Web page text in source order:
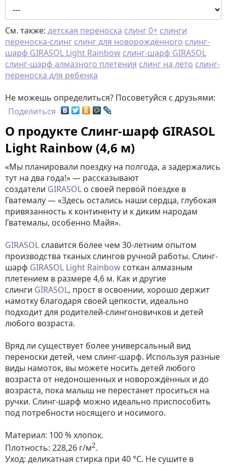
См. также: детская переноска слинг 0+ слинги
переноска-слинг слинг для новорождённого слинг-
шарф GIRASOL Light Rainbow слинг-шарф GIRASOL
слинг-шарф алмазного плетения слинг на лето слинг-
переноска для ребенка
Не можешь определиться? Посоветуйся с друзьями:
Поделиться
О продукте Слинг-шарф GIRASOL
Light Rainbow (4,6 м)
«Мы планировали поездку на полгода, а задержались
тут на два года!» — рассказывают
создатели GIRASOL о своей первой поездке в
Гватемалу — «Здесь остались наши сердца, глубокая
привязанность к континенту и к диким народам
Гватемалы, особенно Майя».
GIRASOL славится более чем 30-летним опытом
производства тканых слингов ручной работы. Слинг-
шарф GIRASOL Light Rainbow соткан алмазным
плетением в размере 4,6 м. Как и другие
слинги GIRASOL, прост в освоении, хорошо держит
намотку благодаря своей цепкости, идеально
подходит для родителей-слингоновичков и детей
любого возраста.
Вряд ли существует более универсальный вид
переноски детей, чем слинг-шарф. Используя разные
виды намоток, вы можете носить детей любого
возраста от недоношенных и новорождённых и до
возраста, пока малыш не перестанет проситься на
ручки. Слинг-шарф можно идеально приспособить
под потребности носящего и носимого.
Материал: 100 % хлопок.
Плотность: 228,26 г/м2.
Уход: деликатная стирка при 40 °С. Не сушите в